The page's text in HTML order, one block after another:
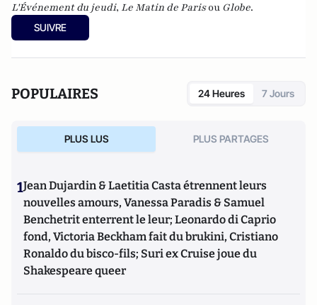
L'Événement du jeudi, Le Matin de Parisou Globe.
SUIVRE
POPULAIRES 24 Heures 7 Jours
PLUS LUS PLUS PARTAGES
1Jean Dujardin & Laetitia Casta étrennent leurs
nouvelles amours, Vanessa Paradis & Samuel
Benchetrit enterrent le leur; Leonardo di Caprio
fond, Victoria Beckham fait du brukini, Cristiano
Ronaldo du bisco-fils; Suri ex Cruise joue du
Shakespeare queer